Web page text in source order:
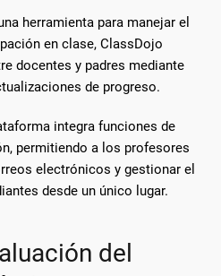
herramienta para manejar el
en clase, ClassDojo
docentes y padres mediante
de progreso.
integra funciones de
permitiendo a los profesores
electrónicos y gestionar el
desde un único lugar.
del